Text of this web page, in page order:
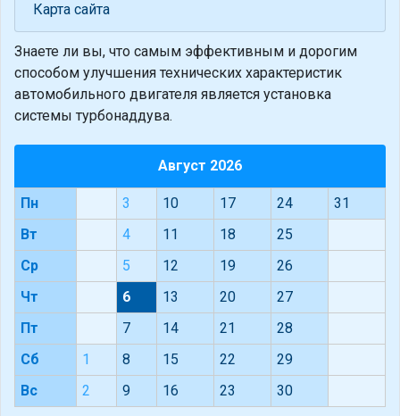
Карта сайта
Знаете ли вы, что самым эффективным и дорогим
способом улучшения технических характеристик
автомобильного двигателя является установка
системы турбонаддува.
Август 2026
Пн 3 10 17 24
31
Вт
4 11 18
25
Ср
5 12 19
26
Чт
6 13 20
27
Пт
7 14 21
28
Сб
1 8 15 22
29
Вс
2 9 16 23 30